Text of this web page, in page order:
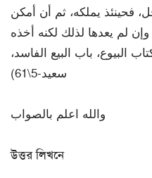
فحينئذ يملكه، ثم أن أمكن
وإن لم يعدها لذلك لكنه أخذه
البيوع، باب البيع الفاسد،
سعيد-5\61)
والله اعلم بالصواب
উত্তর লিখনে